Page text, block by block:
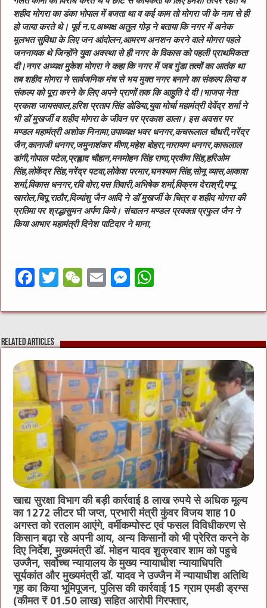
शहीद मोगरा का डंका भोपाल में बजता था व कई काम तो मोगरा जी के नाम से ही
हो जाया करते थे। पूर्व न.प.अध्यक्ष अतुल गोड़ ने बताया कि नगर में अनेक
मूलभत सुविधा के लिए जन आंदोलन,आमरण अनशन करने वाले मोगरा पहले
जननायक थे जिन्होंने युवा अवस्था से ही नगर के विकास को पहली प्राथमिकता
दी।नगर अध्यक्ष मुकेश मोगरा ने कहा कि नगर में जब गुंडा तत्वों का आतंक था
तब शहीद मोगरा ने सार्वजनिक मंच से भय मुक्त नगर बनाने का संकल्प लिया व
संकल्प को पूरा करने के लिए अपने प्राणों तक कि आहुति दे दी।भाजपा नेता
प्रकाश जायसवाल,हरिश प्रताप सिंह डोडिया,युवा मोर्चा महामंत्री देवेंद्र शर्मा ने
भी डॉ मुखर्जी व शहीद मोगरा के जीवन पर प्रकाश डाला। इस अवसर पर
मण्डल महामंत्री अशोक निनामा,उपाध्यक्ष भवर धनगर,कचरूलाल चौधरी,नरेंद्र
जैन,कानाजी धनगर,जमुनाशंकर मीणा,महेश बोहरा,नारायण धनगर,कारूलाल
डांगी,गोपाल पटेल,प्रह्लाद चौहान,मनमोहन सिंह राणा,प्रवीण सिंह,हरिओम
सिंह,लोकेंद्र सिंह,नरेंद्र पटवा,लोकेश परमार,घनश्याम सिंह,सोनू व्यास,आकाश
शर्मा,विकास धनगर,रवि वोरा,यस तिवारी,अभिषेक शर्मा,विक्रम देराश्री,पप्पू
खारोल,चिपू राठौर,दिव्यांशु जैन आदि ने डॉ मुखर्जी के चित्र व शहीद मोगरा की
प्रतिमा पर श्रद्धासुमन अर्पण किये। संचालन मण्डल प्रवक्ता प्रफुल जैन ने
किया आभार महामंत्री दिनेश पाटिदार ने माना,
F
c
e
b
o
o
k
T
it
te
r
W
C
h
at
E
ai
l
M
ss
e
n
g
er
at
s
A
p
p
Related Articles
खाद्य सुरक्षा विभाग की बड़ी कार्रवाई 8 लाख रुपये से अधिक मूल्य
का 1272 लीटर घी जप्त, प्रभारी मंत्री कुंवर विजय शाह 10
अगस्त को रतलाम आएंगे, वर्मीकम्पोस्ट एवं फसल विविधीकरण से
किसान बढ़ा रहे अपनी आय, अन्य किसानों को भी प्रेरित करने के
दिए निर्देश, मुख्यमंत्री डॉ. मोहन यादव शुक्रवार शाम को पहुचे
उज्जैन, सर्वोच्च न्यायालय के मुख्‍य न्‍यायाधीश न्यायाधिपति
सूर्यकांत और मुख्यमंत्री डॉ. यादव ने उज्जैन में न्यायाधीश अतिथि
गृह का किया भूमिपूजन, पुलिस की कार्रवाई 15 ग्राम एमडी ड्रग्स
(कीमत ₹ 01.50 लाख) सहित आरोपी गिरफ्तार,